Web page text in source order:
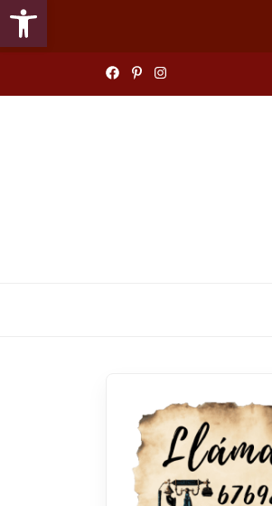
Abrir barra de herramientas